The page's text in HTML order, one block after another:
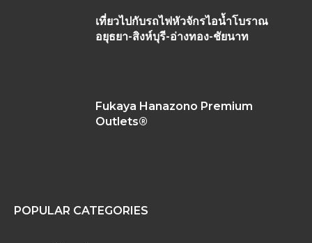
เที่ยวไปกับรถไฟหัวจักรไอน้ำโบราณ
อยุธยา-สิงห์บุรี-อ่างทอง-ชัยนาท
Fukaya Hanazono Premium
Outlets®
POPULAR CATEGORIES